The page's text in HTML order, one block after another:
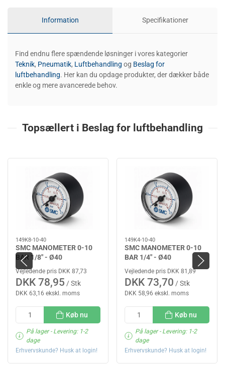
Information Specifikationer
Find endnu flere spændende løsninger i vores kategorier
Teknik, Pneumatik, Luftbehandling og Beslag for
luftbehandling. Her kan du opdage produkter, der dækker både
enkle og mere avancerede behov.
Topsællert i Beslag for luftbehandling
149K8-10-40
SMC MANOMETER 0-10
BAR 1/8" - Ø40
Vejledende pris DKK 87,73
DKK 78,95 / Stk
DKK 63,16 ekskl. moms
Køb nu
På lager- Levering: 1-2
dage
Erhvervskunde? Husk at login!
149K4-10-40
SMC MANOMETER 0-10
BAR 1/4" - Ø40
Vejledende pris DKK 81,89
DKK 73,70 / Stk
DKK 58,96 ekskl. moms
Køb nu
På lager- Levering: 1-2
dage
Erhvervskunde? Husk at login!